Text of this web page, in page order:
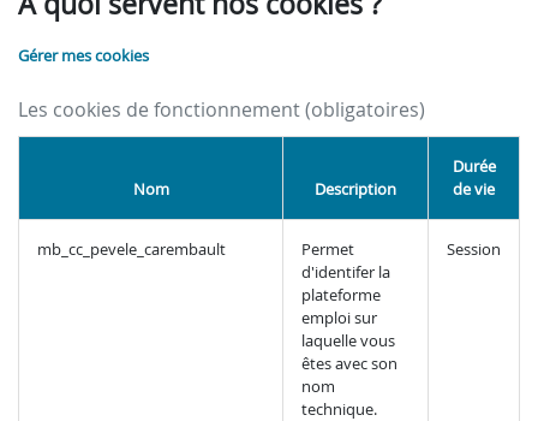
Gérer mes cookies
Les cookies de fonctionnement (obligatoires)
Nom Description
Durée
de vie
mb_cc_pevele_carembault
Permet
d'identifer la
plateforme
emploi sur
laquelle vous
êtes avec son
nom
technique.
Session